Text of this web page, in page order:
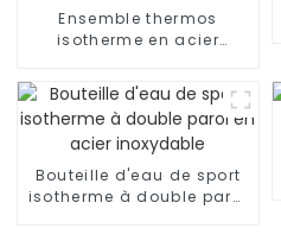
Ensemble thermos
isotherme en acier
3 bouchons
Bouteille d'eau de sport
isotherme à double paroi